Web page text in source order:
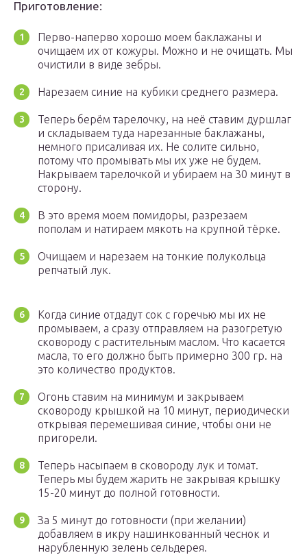
Приготовление:
Перво-наперво хорошо моем баклажаны и
очищаем их от кожуры. Можно и не очищать. Мы
очистили в виде зебры.
Нарезаем синие на кубики среднего размера.
Теперь берём тарелочку, на неё ставим дуршлаг
и складываем туда нарезанные баклажаны,
немного присаливая их. Не солите сильно,
потому что промывать мы их уже не будем.
Накрываем тарелочкой и убираем на 30 минут в
сторону.
В это время моем помидоры, разрезаем
пополам и натираем мякоть на крупной тёрке.
Очищаем и нарезаем на тонкие полукольца
репчатый лук.
Когда синие отдадут сок с горечью мы их не
промываем, а сразу отправляем на разогретую
сковороду с растительным маслом. Что касается
масла, то его должно быть примерно 300 гр. на
это количество продуктов.
Огонь ставим на минимум и закрываем
сковороду крышкой на 10 минут, периодически
открывая перемешивая синие, чтобы они не
пригорели.
Теперь насыпаем в сковороду лук и томат.
Теперь мы будем жарить не закрывая крышку
15-20 минут до полной готовности.
За 5 минут до готовности (при желании)
добавляем в икру нашинкованный чеснок и
нарубленную зелень сельдерея.